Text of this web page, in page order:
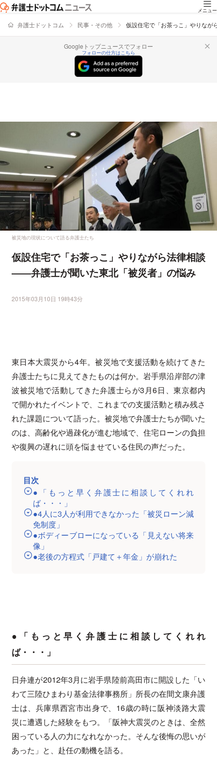
メニュー
弁護士ドットコム 民事・その他 仮設住宅で「お茶っこ」やりな
Googleトップニュースでフォロー
フォローの仕方はこちら
被災地の現状について語る弁護士たち
仮設住宅で「お茶っこ」やりながら法律相談
――弁護士が聞いた東北「被災者」の悩み
2015年03月10日 19時43分
東日本大震災から4年。被災地で支援活動を続けてきた
弁護士たちに見えてきたものは何か。岩手県沿岸部の津
波被災地で活動してきた弁護士らが3月6日、東京都内
で開かれたイベントで、これまでの支援活動と積み残さ
れた課題について語った。被災地で弁護士たちが聞いた
のは、高齢化や過疎化が進む地域で、住宅ローンの負担
や復興の遅れに頭を悩ませている住民の声だった。
目次
●「もっと早く弁護士に相談してくれれ
ば・・・」
●4人に3人が利用できなかった「被災ローン減
免制度」
●ボディーブローになっている「見えない将来
像」
●老後の方程式「戸建て＋年金」が崩れた
●「もっと早く弁護士に相談してくれれ
ば・・・」
日弁連が2012年3月に岩手県陸前高田市に開設した「い
わて三陸ひまわり基金法律事務所」所長の在間文康弁護
士は、兵庫県西宮市出身で、16歳の時に阪神淡路大震
災に遭遇した経験をもつ。「阪神大震災のときは、全然
困っている人の力になれなかった。そんな後悔の思いが
あった」と、赴任の動機を語る。